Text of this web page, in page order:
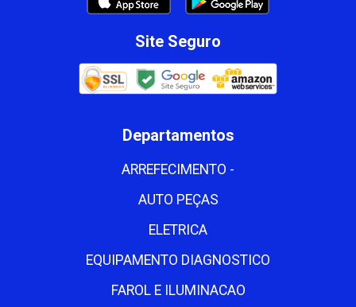
Site Seguro
Departamentos
ARREFECIMENTO -
AUTO PEÇAS
ELETRICA
EQUIPAMENTO DIAGNOSTICO
FAROL E ILUMINACAO